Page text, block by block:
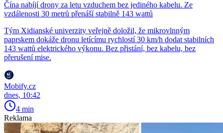
Čína nabíjí drony za letu vzduchem bez jediného kabelu. Ze
vzdálenosti 30 metrů přenáší stabilně 143 wattů
Tým Xidianské univerzity veřejně doložil, že mikrovlnným
paprskem dokáže dronu letícímu rychlostí 30 km/h dodat stabilních
143 wattů elektrického výkonu. Bez přistání, bez kabelu, bez
přerušení mise.
Mobify.cz
dnes, 10:42
4 min
Reklama